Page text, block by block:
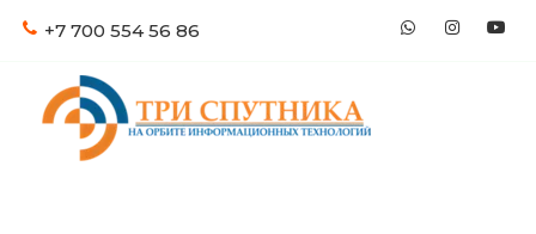
+7 700 554 56 86